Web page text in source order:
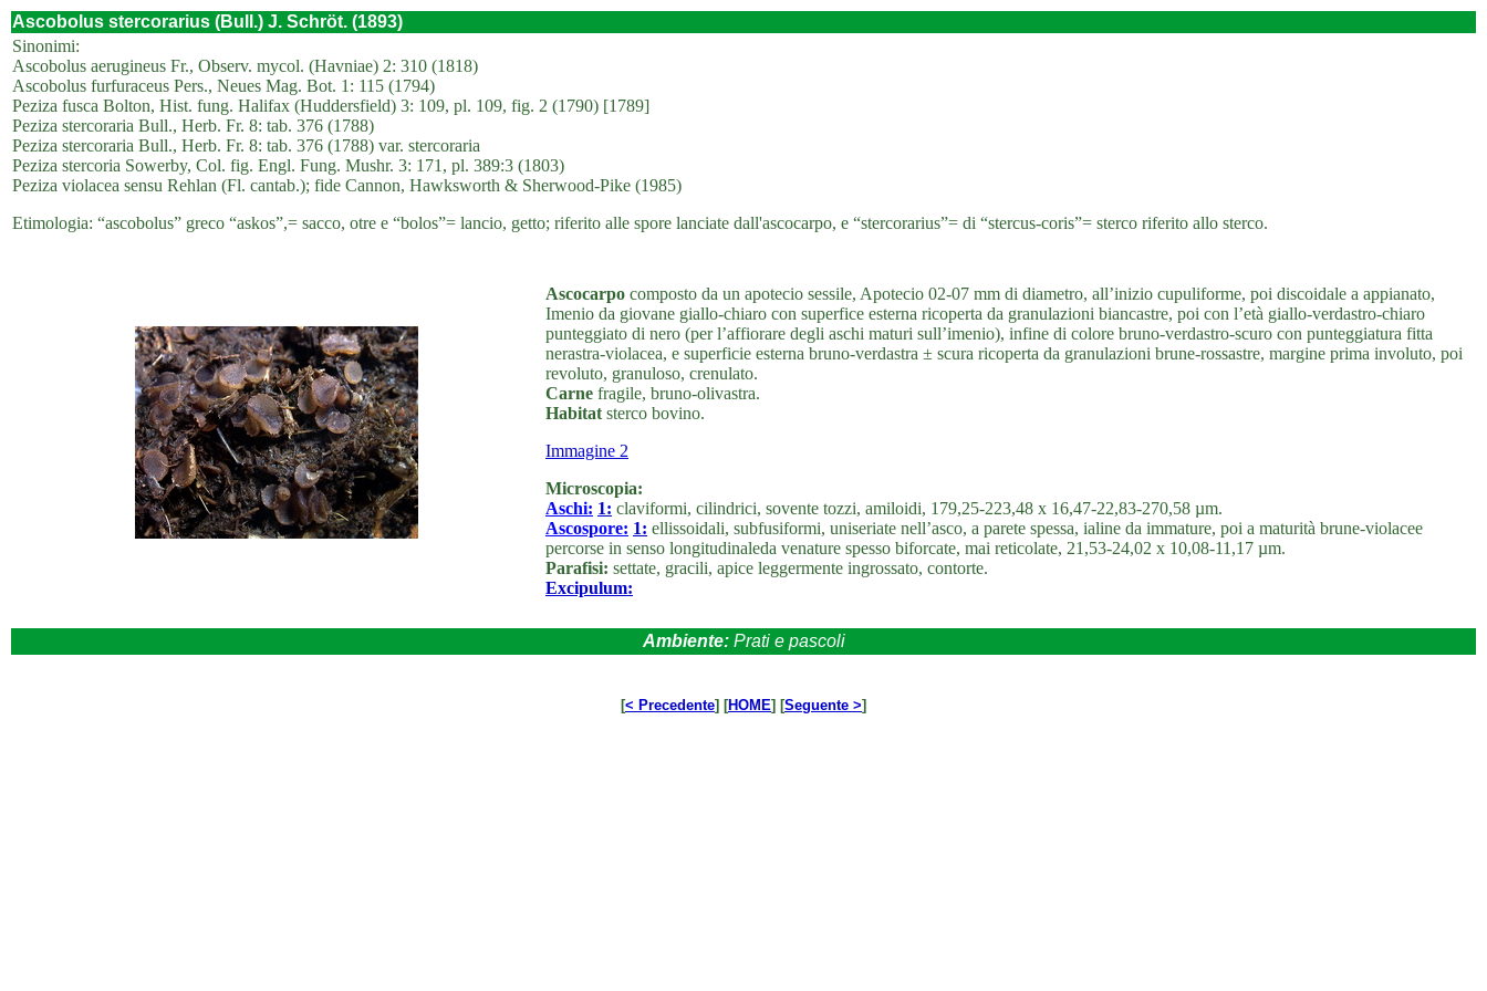
Ascobolus stercorarius (Bull.) J. Schröt. (1893)
Sinonimi:
Ascobolus aerugineus Fr., Observ. mycol. (Havniae) 2: 310 (1818)
Ascobolus furfuraceus Pers., Neues Mag. Bot. 1: 115 (1794)
Peziza fusca Bolton, Hist. fung. Halifax (Huddersfield) 3: 109, pl. 109, fig. 2 (1790) [1789]
Peziza stercoraria Bull., Herb. Fr. 8: tab. 376 (1788)
Peziza stercoraria Bull., Herb. Fr. 8: tab. 376 (1788) var. stercoraria
Peziza stercoria Sowerby, Col. fig. Engl. Fung. Mushr. 3: 171, pl. 389:3 (1803)
Peziza violacea sensu Rehlan (Fl. cantab.); fide Cannon, Hawksworth & Sherwood-Pike (1985)
Etimologia: “ascobolus” greco “askos”,= sacco, otre e “bolos”= lancio, getto; riferito alle spore lanciate dall'ascocarpo, e “stercorarius”= di “stercus-coris”= sterco riferito allo sterco.
Ascocarpo composto da un apotecio sessile, Apotecio 02-07 mm di diametro, all’inizio cupuliforme, poi discoidale a appianato,
Imenio da giovane giallo-chiaro con superfice esterna ricoperta da granulazioni biancastre, poi con l’età giallo-verdastro-chiaro
punteggiato di nero (per l’affiorare degli aschi maturi sull’imenio), infine di colore bruno-verdastro-scuro con punteggiatura fitta
nerastra-violacea, e superficie esterna bruno-verdastra ± scura ricoperta da granulazioni brune-rossastre, margine prima involuto, poi
revoluto, granuloso, crenulato.
Carne fragile, bruno-olivastra.
Habitat sterco bovino.
Immagine 2
Microscopia:
Aschi: 1: claviformi, cilindrici, sovente tozzi, amiloidi, 179,25-223,48 x 16,47-22,83-270,58 µm.
Ascospore: 1: ellissoidali, subfusiformi, uniseriate nell’asco, a parete spessa, ialine da immature, poi a maturità brune-violacee
percorse in senso longitudinaleda venature spesso biforcate, mai reticolate, 21,53-24,02 x 10,08-11,17 µm.
Parafisi: settate, gracili, apice leggermente ingrossato, contorte.
Excipulum:
Ambiente: Prati e pascoli
[< Precedente] [HOME] [Seguente >]